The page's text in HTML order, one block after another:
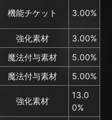
機能チケット 3.00%
強化素材
3.00%
魔法付与素材
5.00%
魔法付与素材 5.00%
強化素材
13.0
0%